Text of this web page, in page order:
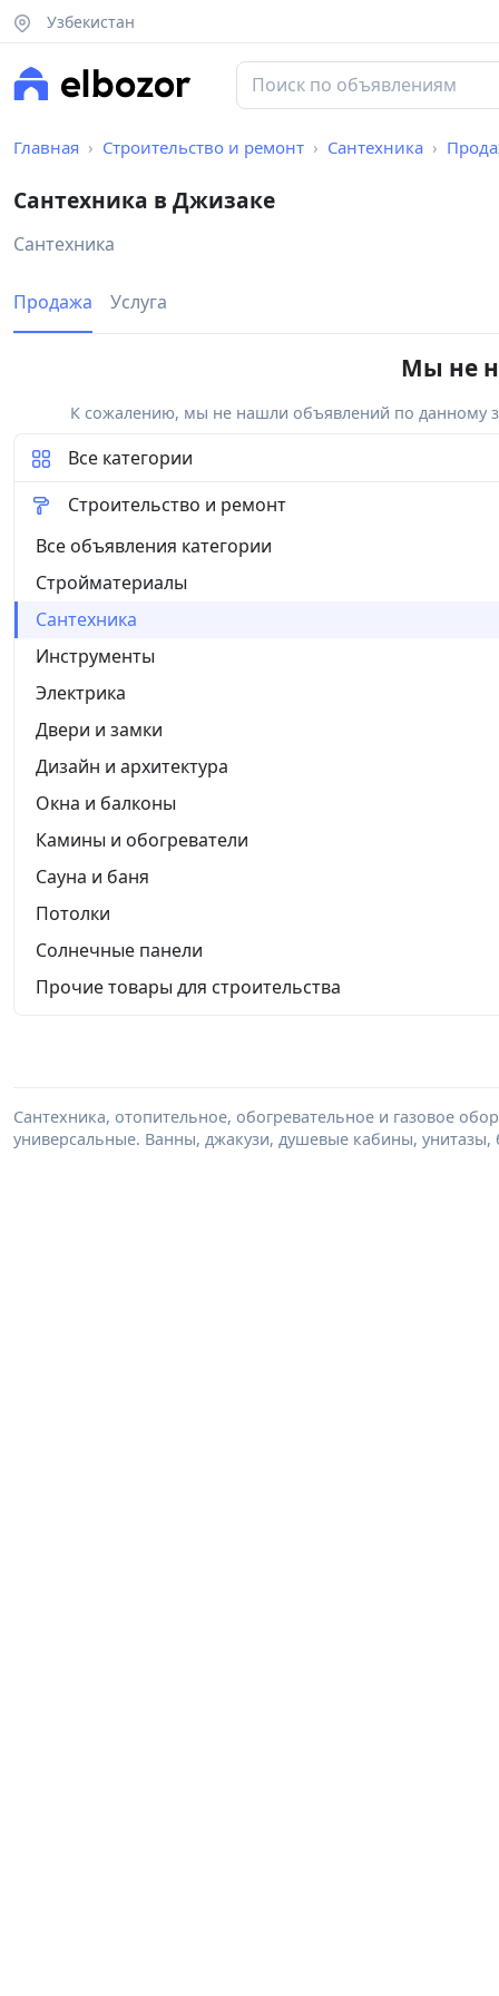
Узбекистан
Главная Строительство и ремонт Сантехника
Сантехника в Джизаке
Сантехника
Продажа Услуга
Мы не
К сожалению, мы не нашли объявлений по данному
Все категории
Строительство и ремонт
Все объявления категории
Стройматериалы
Сантехника
Инструменты
Электрика
Двери и замки
Дизайн и архитектура
Окна и балконы
Камины и обогреватели
Сауна и баня
Потолки
Солнечные панели
Прочие товары для строительства
Сантехника, отопительное, обогревательное и газовое
универсальные. Ванны, джакузи, душевые кабины, унитазы,